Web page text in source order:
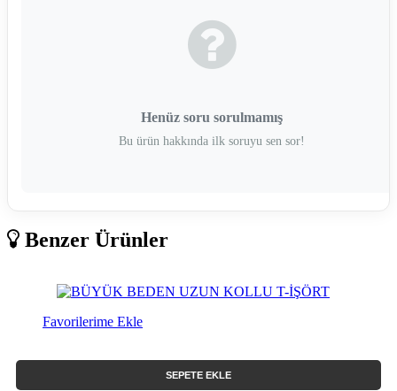
Henüz soru sorulmamış
Bu ürün hakkında ilk soruyu sen sor!
Benzer Ürünler
Favorilerime Ekle
SEPETE EKLE